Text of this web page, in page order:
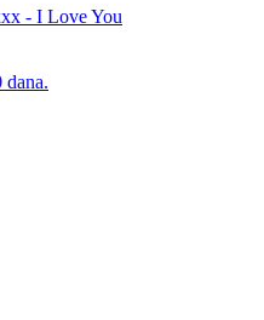
- I Love You
dana.